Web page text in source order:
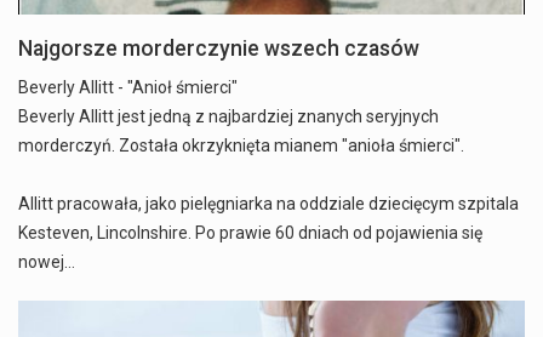
Najgorsze morderczynie wszech czasów
Beverly Allitt - "Anioł śmierci"
Beverly Allitt jest jedną z najbardziej znanych seryjnych
morderczyń. Została okrzyknięta mianem "anioła śmierci".
Allitt pracowała, jako pielęgniarka na oddziale dziecięcym szpitala
Kesteven, Lincolnshire. Po prawie 60 dniach od pojawienia się
nowej…